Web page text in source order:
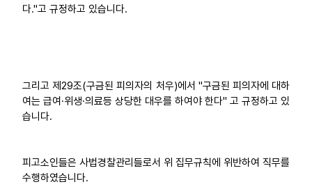
다."고 규정하고 있습니다.
그리고 제29조(구금된 피의자의 처우)에서 "구금된 피의자에 대하
여는 급여·위생·의료등 상당한 대우를 하여야 한다" 고 규정하고 있
습니다.
피고소인들은 사법경찰관리들로서 위 집무규칙에 위반하여 직무를
수행하였습니다.